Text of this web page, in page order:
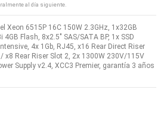
al día siguiente.
Xeon 6515P 16C 150W 2.3GHz, 1x32GB
Flash, 8x2.5" SAS/SATA BP, 1x SSD
4x 1Gb, RJ45, x16 Rear Direct Riser
x8 Rear Riser Slot 2, 2x 1300W 230V/115V
Supply v2.4, XCC3 Premier, garantía 3 años